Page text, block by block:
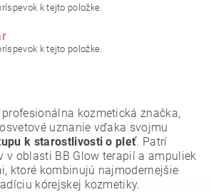
k tejto položke.
k tejto položke.
profesionálna kozmetická značka,
uznanie vďaka svojmu
k starostlivosti o pleť. Patrí
v oblasti BB Glow terapií a ampuliek
ktoré kombinujú najmodernejšie
kórejskej kozmetiky.